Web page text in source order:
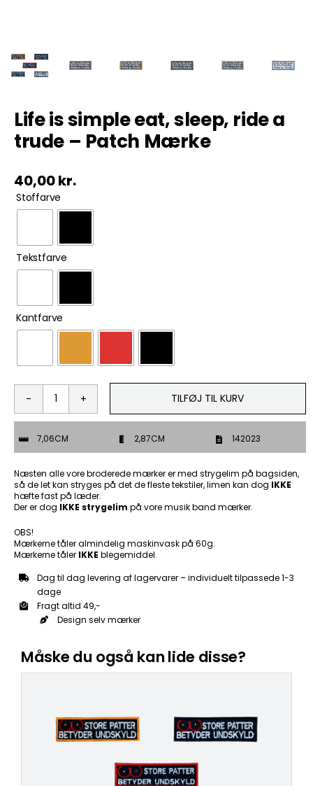
ØL & Spiritus
Tøj & Andre Varer
Rodkasse/Tilbud
Life is simple eat, sleep, ride a
trude – Patch Mærke
40,00kr.
Stoffarve
Tekstfarve
Kantfarve
Life
is
eat,
sleep,
ride
a
trude
-
Mærke
antal
TILFØJ TIL KURV
7,06CM 2,87CM 142023
Næsten alle vore broderede mærker er med strygelim på bagsiden,
så de let kan stryges på det de fleste tekstiler, limen kan dog IKKE
hæfte fast på læder.
Der er dog IKKE strygelim på vore musik band mærker.
OBS!
Mærkerne tåler almindelig maskinvask på 60g.
Mærkerne tåler IKKE blegemiddel.
Dag til dag levering af lagervarer – individuelt tilpassede 1-3
dage
Fragt altid 49,-
Design selv mærker
Måske du også kan lide disse?